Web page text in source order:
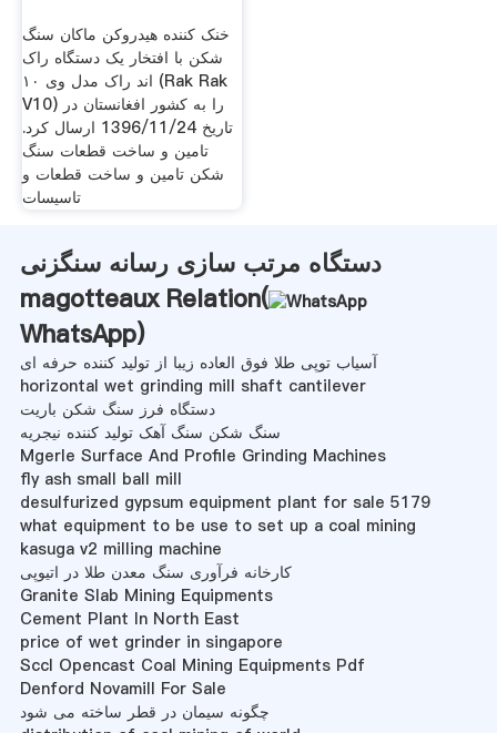
خنک کننده هیدروکن ماکان سنگ
شکن با افتخار یک دستگاه راک
اند راک مدل وی ۱۰ (Rak Rak
V10) را به کشور افغانستان در
تاریخ 1396/11/24 ارسال کرد.
تامین و ساخت قطعات سنگ
شکن تامین و ساخت قطعات و
تاسیسات
دستگاه مرتب سازی رسانه سنگزنی
magotteaux Relation(
WhatsApp)
آسیاب توپی طلا فوق العاده زیبا از تولید کننده حرفه ای
horizontal wet grinding mill shaft cantilever
دستگاه فرز سنگ شکن باریت
سنگ شکن سنگ آهک تولید کننده نیجریه
Mgerle Surface And Profile Grinding Machines
fly ash small ball mill
desulfurized gypsum equipment plant for sale 5179
what equipment to be use to set up a coal mining
kasuga v2 milling machine
کارخانه فرآوری سنگ معدن طلا در اتیوپی
Granite Slab Mining Equipments
Cement Plant In North East
price of wet grinder in singapore
Sccl Opencast Coal Mining Equipments Pdf
Denford Novamill For Sale
چگونه سیمان در قطر ساخته می شود